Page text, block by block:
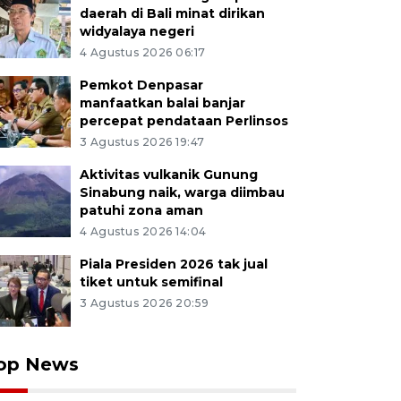
daerah di Bali minat dirikan
widyalaya negeri
4 Agustus 2026 06:17
Pemkot Denpasar
manfaatkan balai banjar
percepat pendataan Perlinsos
3 Agustus 2026 19:47
Aktivitas vulkanik Gunung
Sinabung naik, warga diimbau
patuhi zona aman
4 Agustus 2026 14:04
Piala Presiden 2026 tak jual
tiket untuk semifinal
3 Agustus 2026 20:59
News